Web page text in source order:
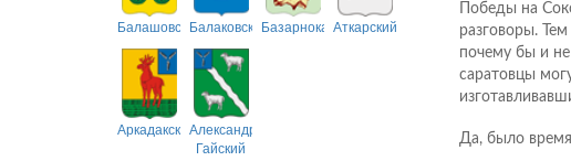
БалашовскийБалаковскийБазарнокарабулакский
Аткарский
АркадакскийАлександрово-
Гайский
Победы на
разговоры.
почему бы и
саратовцы
Да, было